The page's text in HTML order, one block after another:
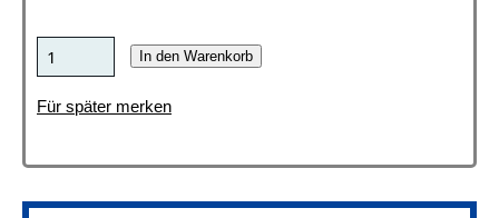
In den Warenkorb
Für später merken